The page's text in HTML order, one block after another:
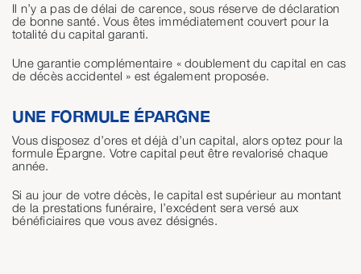
Il n’y a pas de délai de carence, sous réserve de déclaration
de bonne santé. Vous êtes immédiatement couvert pour la
totalité du capital garanti.
Une garantie complémentaire « doublement du capital en cas
de décès accidentel » est également proposée.
UNE FORMULE ÉPARGNE
Vous disposez d’ores et déjà d’un capital, alors optez pour la
formule Épargne. Votre capital peut être revalorisé chaque
année.
Si au jour de votre décès, le capital est supérieur au montant
de la prestations funéraire, l’excédent sera versé aux
bénéficiaires que vous avez désignés.